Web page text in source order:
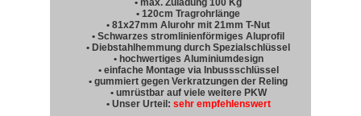
• 120cm Tragrohrlänge
• 81x27mm Alurohr mit 21mm T-Nut
• Schwarzes stromlinienförmiges Aluprofil
• Diebstahlhemmung durch Spezialschlüssel
• hochwertiges Aluminiumdesign
• einfache Montage via Inbussschlüssel
• gummiert gegen Verkratzungen der Reling
• umrüstbar auf viele weitere PKW
• Unser Urteil: sehr empfehlenswert